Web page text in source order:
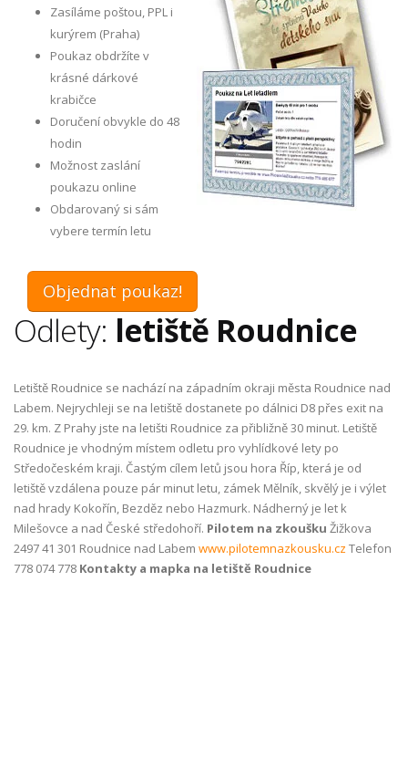
Zasíláme poštou, PPL i
kurýrem (Praha)
Poukaz obdržíte v
krásné dárkové
krabičce
Doručení obvykle do 48
hodin
Možnost zaslání
poukazu online
Obdarovaný si sám
vybere termín letu
Objednat poukaz!
Odlety: letiště Roudnice
Letiště Roudnice se nachází na západním okraji města Roudnice nad
Labem. Nejrychleji se na letiště dostanete po dálnici D8 přes exit na
29. km. Z Prahy jste na letišti Roudnice za přibližně 30 minut. Letiště
Roudnice je vhodným místem odletu pro vyhlídkové lety po
Středočeském kraji. Častým cílem letů jsou hora Říp, která je od
letiště vzdálena pouze pár minut letu, zámek Mělník, skvělý je i výlet
nad hrady Kokořín, Bezděz nebo Hazmurk. Nádherný je let k
Milešovce a nad České středohoří. Pilotem na zkoušku Žižkova
2497 41 301 Roudnice nad Labem www.pilotemnazkousku.cz Telefon
778 074 778 Kontakty a mapka na letiště Roudnice